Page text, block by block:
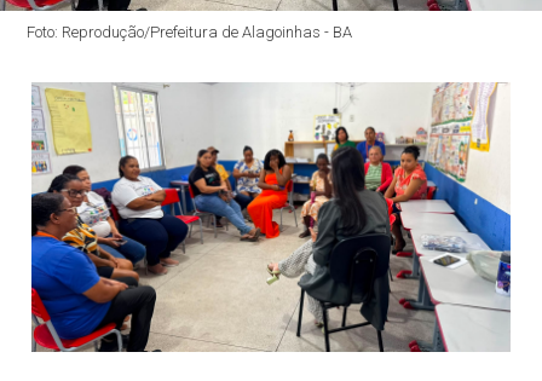
Foto: Reprodução/Prefeitura de Alagoinhas - BA